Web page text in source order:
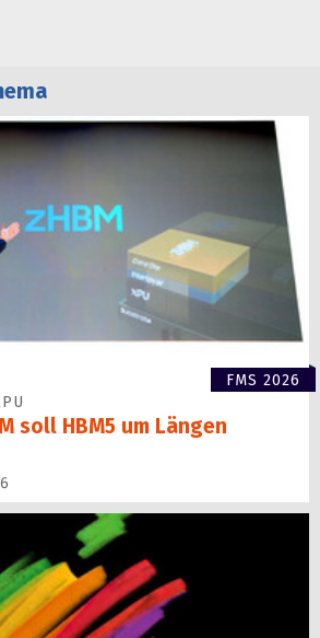
FMS 2026
soll HBM5 um Längen